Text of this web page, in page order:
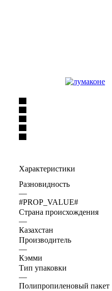
Характеристики
Разновидность
—
#PROP_VALUE#
Страна происхождения
—
Казахстан
Производитель
—
Кэмми
Тип упаковки
—
Полипропиленовый пакет